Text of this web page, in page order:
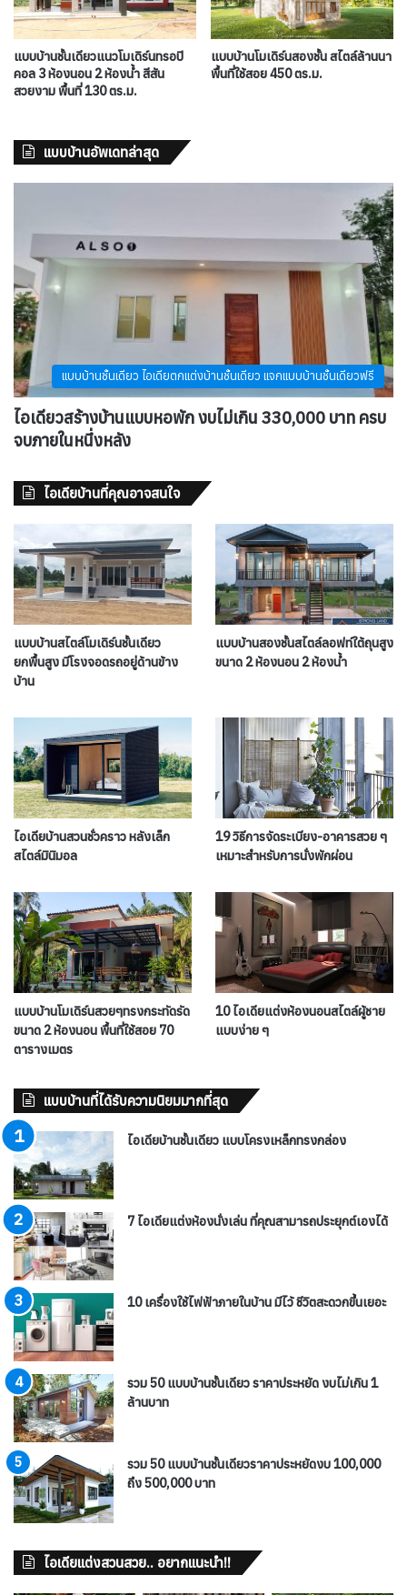
แบบบ้านชั้นเดียวแนวโมเดิร์นทรอปิ
คอล 3 ห้องนอน 2 ห้องน้ำ สีสัน
สวยงาม พื้นที่ 130 ตร.ม.
แบบบ้านโมเดิร์นสองชั้น สไตล์ล้านนา
พื้นที่ใช้สอย 450 ตร.ม.
แบบบ้านอัพเดทล่าสุด
แบบบ้านชั้นเดียว ไอเดียตกแต่งบ้านชั้นเดียว แจกแบบบ้านชั้นเดียวฟรี
ไอเดียวสร้างบ้านแบบหอพัก งบไม่เกิน 330,000 บาท ครบ
จบภายในหนึ่งหลัง
ไอเดียบ้านที่คุณอาจสนใจ
แบบบ้านสไตล์โมเดิร์นชั้นเดียว
ยกพื้นสูง มีโรงจอดรถอยู่ด้านข้าง
บ้าน
แบบบ้านสองชั้นสไตล์ลอฟท์ใต้ถุนสูง
ขนาด 2 ห้องนอน 2 ห้องน้ำ
ไอเดียบ้านสวนชั่วคราว หลังเล็ก
สไตล์มินิมอล
19 วิธีการจัดระเบียง-อาคารสวย ๆ
เหมาะสำหรับการนั่งพักผ่อน
แบบบ้านโมเดิร์นสวยๆทรงกระทัดรัด
ขนาด 2 ห้องนอน พื้นที่ใช้สอย 70
ตารางเมตร
10 ไอเดียแต่งห้องนอนสไตล์ผู้ชาย
แบบง่าย ๆ
แบบบ้านที่ได้รับความนิยมมากที่สุด
ไอเดียบ้านชั้นเดียว แบบโครงเหล็กทรงกล่อง
7 ไอเดียแต่งห้องนั่งเล่น ที่คุณสามารถประยุกต์เองได้
10 เครื่องใช้ไฟฟ้าภายในบ้าน มีไว้ ชีวิตสะดวกขึ้นเยอะ
รวม 50 แบบบ้านชั้นเดียว ราคาประหยัด งบไม่เกิน 1
ล้านบาท
รวม 50 แบบบ้านชั้นเดียวราคาประหยัดงบ 100,000
ถึง 500,000 บาท
ไอเดียแต่งสวนสวย.. อยากแนะนำ!!